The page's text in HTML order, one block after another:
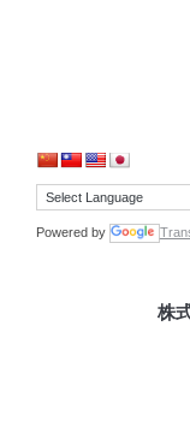
Powered by
株